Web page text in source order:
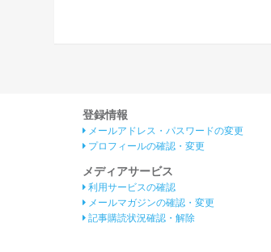
登録情報
メールアドレス・パスワードの変更
プロフィールの確認・変更
メディアサービス
利用サービスの確認
メールマガジンの確認・変更
記事購読状況確認・解除